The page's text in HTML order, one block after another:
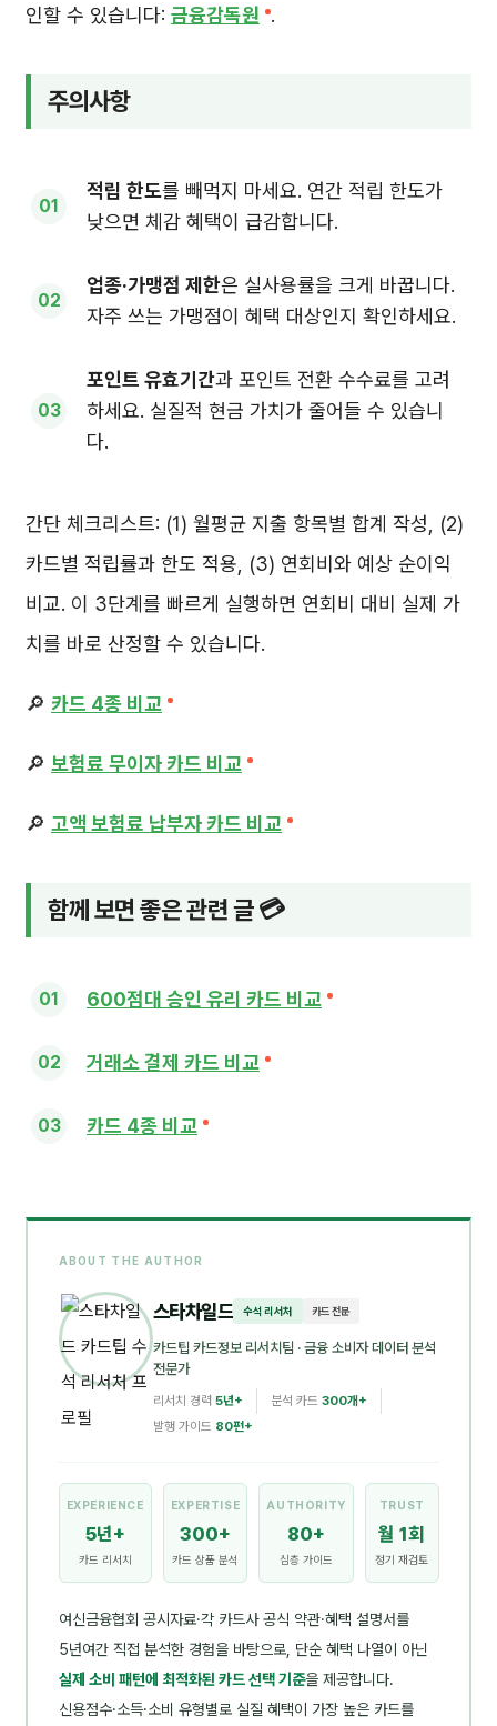
인할 수 있습니다: 금융감독원 .
주의사항
적립 한도를 빼먹지 마세요. 연간 적립 한도가
낮으면 체감 혜택이 급감합니다.
업종·가맹점 제한은 실사용률을 크게 바꿉니다.
자주 쓰는 가맹점이 혜택 대상인지 확인하세요.
포인트 유효기간과 포인트 전환 수수료를 고려
하세요. 실질적 현금 가치가 줄어들 수 있습니
다.
간단 체크리스트: (1) 월평균 지출 항목별 합계 작성, (2)
카드별 적립률과 한도 적용, (3) 연회비와 예상 순이익
비교. 이 3단계를 빠르게 실행하면 연회비 대비 실제 가
치를 바로 산정할 수 있습니다.
🔎 카드 4종 비교
🔎 보험료 무이자 카드 비교
🔎 고액 보험료 납부자 카드 비교
함께 보면 좋은 관련 글 💳
600점대 승인 유리 카드 비교
거래소 결제 카드 비교
카드 4종 비교
ABOUT THE AUTHOR
스타차일드 수석 리서처 카드 전문
카드팁 카드정보 리서치팀 · 금융 소비자 데이터 분석
전문가
리서치 경력 5년+ 분석 카드 300개+
발행 가이드 80편+
EXPERIENCE
5년+
카드 리서치
EXPERTISE
300+
카드 상품 분석
AUTHORITY
80+
심층 가이드
TRUST
월 1회
정기 재검토
여신금융협회 공시자료·각 카드사 공식 약관·혜택 설명서를
5년여간 직접 분석한 경험을 바탕으로, 단순 혜택 나열이 아닌
실제 소비 패턴에 최적화된 카드 선택 기준을 제공합니다.
신용점수·소득·소비 유형별로 실질 혜택이 가장 높은 카드를